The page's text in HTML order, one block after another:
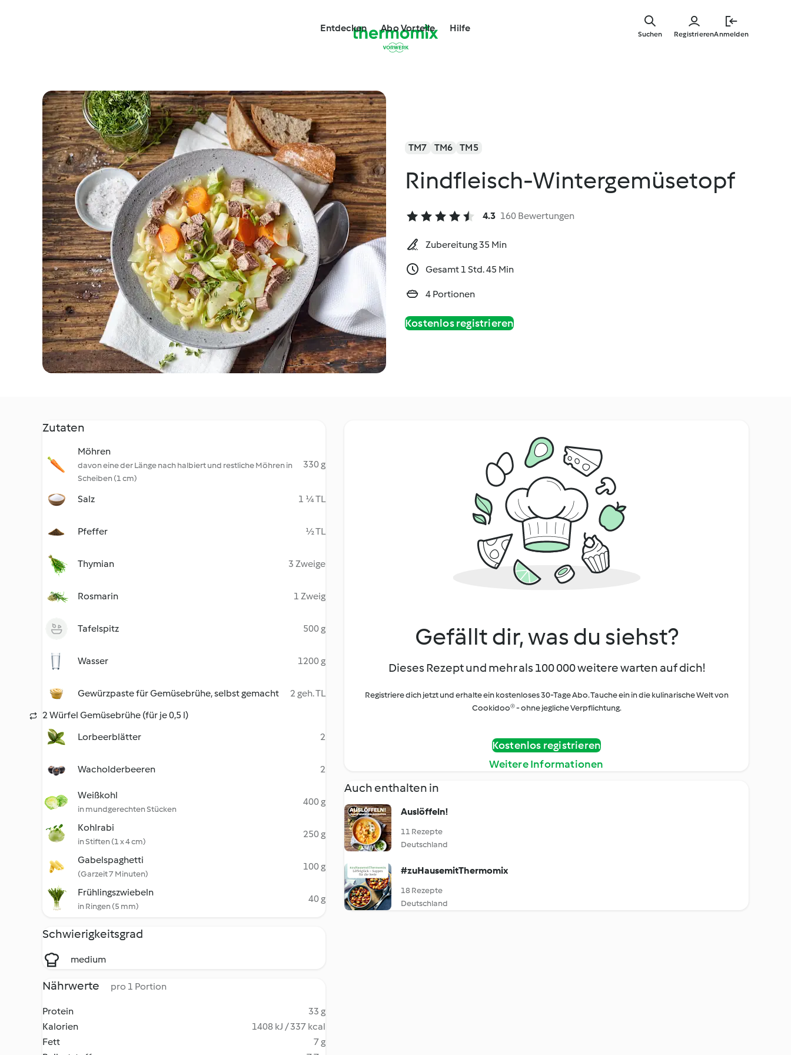
springen
Entdecken Abo Vorteile Hilfe
RegistrierenAnmelden
Suchen
TM7 TM6 TM5
Rindfleisch-Wintergemüsetopf
4.3 160 Bewertungen
Zubereitung 35 Min
Gesamt 1 Std. 45 Min
4 Portionen
Kostenlos registrieren
Zutaten
Möhren
davon eine der Länge nach halbiert und restliche Möhren in
Scheiben (1 cm)
330 g
Salz 1 ¼ TL
Pfeffer ½ TL
Thymian 3 Zweige
Rosmarin 1 Zweig
Tafelspitz 500 g
Wasser 1200 g
Gewürzpaste für Gemüsebrühe, selbst gemacht
2 geh. TL
2 Würfel Gemüsebrühe (für je 0,5 l)
Lorbeerblätter
2
Wacholderbeeren 2
Weißkohl
in mundgerechten Stücken
400 g
Kohlrabi
in Stiften (1 x 4 cm)
250 g
Gabelspaghetti
(Garzeit 7 Minuten)
100 g
Frühlingszwiebeln
in Ringen (5 mm)
40 g
Schwierigkeitsgrad
medium
Nährwerte pro 1 Portion
Protein
33 g
Kalorien
1408 kJ / 337 kcal
Fett
7 g
Gefällt dir, was du siehst?
Dieses Rezept und mehr als 100 000 weitere warten auf dich!
Registriere dich jetzt und erhalte ein kostenloses 30-Tage Abo. Tauche ein in die kulinarische Welt von
Cookidoo® - ohne jegliche Verpflichtung.
Kostenlos registrieren
Weitere Informationen
Auch enthalten in
Auslöffeln!
11 Rezepte
Deutschland
#zuHausemitThermomix
18 Rezepte
Deutschland